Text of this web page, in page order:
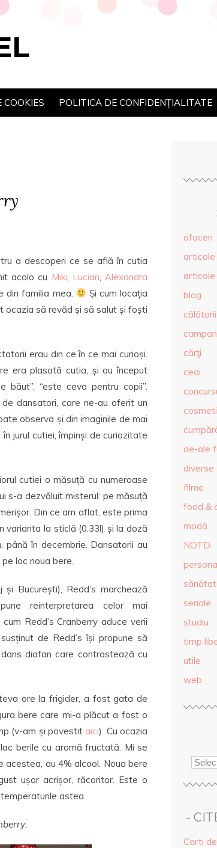
COOKIES POLITICA DE CONFIDENȚIALITATE
a descoperi ce se află în cutia
acolo cu Miki, Lucian,Alexandra
din familia mea.
Și cum locația
ocazia să revăd și să salut și foști
erau din ce în ce mai curioși.
era plasată cutia, și au început
băut”, “este ceva pentru copii”.
dansatori, care ne-au oferit un
observa și din imaginile de mai
jurul cutiei, împinși de curiozitate
cutiei o măsuță cu numeroase
s-a dezvăluit misterul: pe măsuță
Din ce am aflat, este prima
varianta la sticlă (0.33l) și la doză
în decembrie. Dansatorii au
loc noua bere.
București), Redd’s marchează
reinterpretarea celor mai
Redd’s Cranberry aduce verii
de Redd’s își propune să
diafan care contrastează cu
ore la frigider, a fost gata de
bere care mi-a plăcut a fost o
(v-am și povestitaici). Cu ocazia
berile cu aromă fructată. Mi se
au 4% alcool. Noua bere
ușor acrișor, răcoritor. Este o
astea.
afaceri
articole
articole
blog
călătorii
cărţi
ceai
de-ale
diverse
filme
food &
modă
NOTD
seriale
studiu
timp
utile
web
-
Carti